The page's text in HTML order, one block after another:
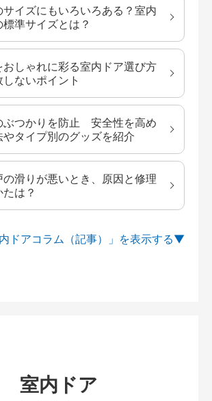
サイズにもいろいろある？室内
標準サイズとは？
おしゃれに彩る室内ドア選び方
しないポイント
ぶつかりを防止 安全性を高め
やタイプ別のグッズを紹介
の滑りが悪いとき、原因と修理
は？
ドアコラム（記事）」を
室内ドア